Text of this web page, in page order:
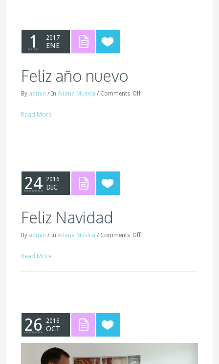
1 2017
ENE
Feliz año nuevo
By admin / InAitana Música / Comments Off
Read More
24 2016
DIC
Feliz Navidad
By admin / InAitana Música / Comments Off
Read More
26 2016
OCT